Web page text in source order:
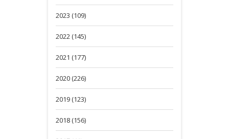
2023 (109)
2022 (145)
2021 (177)
2020 (226)
2019 (123)
2018 (156)